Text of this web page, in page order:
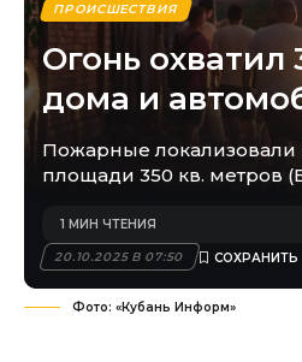
ПРОИСШЕСТВИЯ
Огонь охватил
дома и
Пожарные локализовали
площади 350 кв. метров
20.10.2025 В 07:50
1 МИН ЧТЕНИЯ
Фото: «Кубань Информ»